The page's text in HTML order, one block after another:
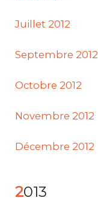
Juillet 2012
Septembre 2012
Octobre 2012
Novembre 2012
Décembre 2012
2013